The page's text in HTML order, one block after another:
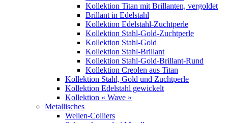
Kollektion Titan mit Brillanten, vergoldet
Brillant in Edelstahl
Kollektion Edelstahl-Zuchtperle
Kollektion Stahl-Gold-Zuchtperle
Kollektion Stahl-Gold
Kollektion Stahl-Brillant
Kollektion Stahl-Gold-Brillant-Rund
Kollektion Creolen aus Titan
Kollektion Stahl, Gold und Zuchtperle
Kollektion Edelstahl gewickelt
Kollektion « Wave »
Metallisches
Wellen-Colliers